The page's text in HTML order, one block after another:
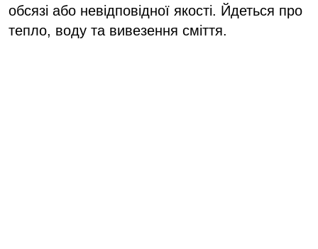
обсязі або невідповідної якості. Йдеться про
тепло, воду та вивезення сміття.